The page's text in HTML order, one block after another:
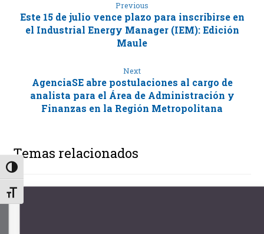
Alternar alto contraste
Alternar tamaño de letra
Previous
Este 15 de julio vence plazo para inscribirse en
el Industrial Energy Manager (IEM): Edición
Maule
Next
AgenciaSE abre postulaciones al cargo de
analista para el Área de Administración y
Finanzas en la Región Metropolitana
Temas relacionados